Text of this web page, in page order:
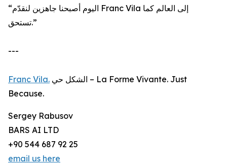
“اليوم أصبحنا جاهزين لنقدّم Franc Vila إلى العالم كما
تستحق.”
---
Franc Vila.
Because.
Sergey Rabusov
BARS AI LTD
+90 544 687 92 25
email us here